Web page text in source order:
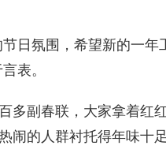
氛围，希望新的一年
表。
副春联，大家拿着红
的人群衬托得年味十